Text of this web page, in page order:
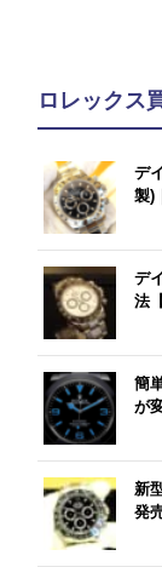
ロレックス
デ
製)
デ
法
簡
が
新
発